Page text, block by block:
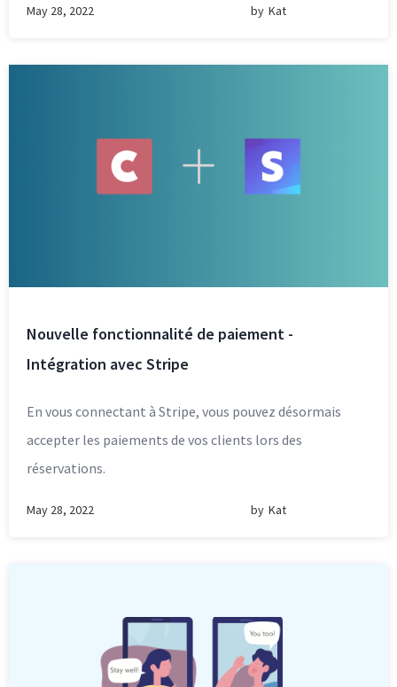
May 28, 2022 by Kat
Nouvelle fonctionnalité de paiement -
Intégration avec Stripe
En vous connectant à Stripe, vous pouvez désormais
accepter les paiements de vos clients lors des
réservations.
May 28, 2022 by Kat